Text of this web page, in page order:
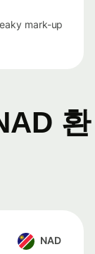
mark-up
환
NAD